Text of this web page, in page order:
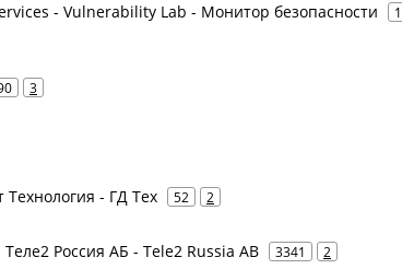
- Vulnerability Lab - Монитор безопасности
3
- ГД Тех 52 2
Россия АБ - Tele2 Russia AB 3341 2